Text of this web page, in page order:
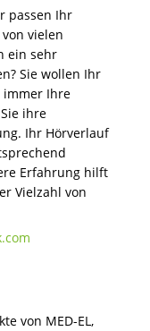
passen Ihr
vielen
ein sehr
Sie wollen Ihr
immer Ihre
ihre
Ihr Hörverlauf
Erfahrung hilft
Vielzahl von
von MED-EL,